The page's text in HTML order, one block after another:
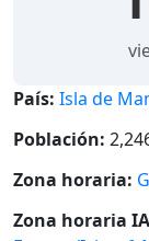
País: Isla de
Población:
Zona horaria:
Zona horaria